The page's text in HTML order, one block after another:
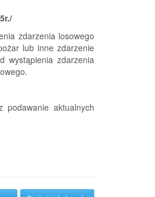
zdarzenia losowego
lub inne zdarzenie
wystąpienia zdarzenia
podawanie aktualnych